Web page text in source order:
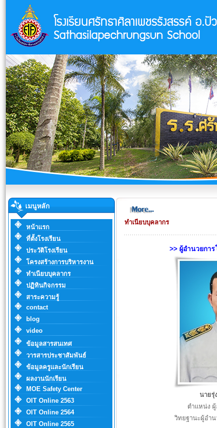
เมนูหลัก
หน้าแรก
ที่ตั้งโรงเรียน
ประวัติโรงเรียน
โครงสร้างการบริหารงาน
ทำเนียบบุคลากร
ปฏิทินกิจกรรม
สาระความรู้
contact
blog
video
ข้อมูลสารสนเทศ
วารสารประชาสัมพันธ์
ข้อมูลครูและนักเรียน
ผลงานนักเรียน
MOE Safety Center
OIT Online 2563
OIT Online 2564
OIT Online 2565
ทำเนียบบุคลากร
>> ผู้อำนวยการ
นายรุ่
ตำแหน่ง ผู้
วิทยฐานะผู้อำ